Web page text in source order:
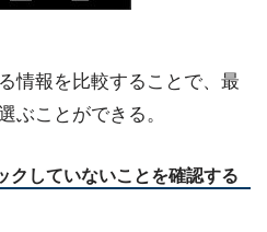
情報を比較することで、最
ぶことができる。
クしていないことを確認する